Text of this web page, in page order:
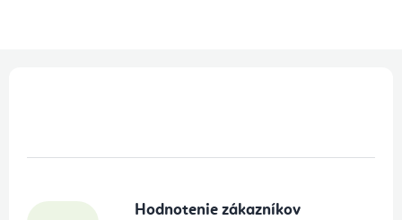
Hodnotenie zákazníkov